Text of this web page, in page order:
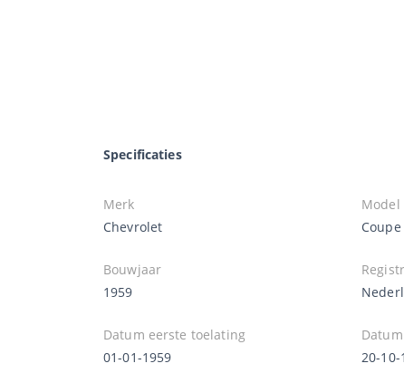
Specificaties
Merk
Chevrolet
Model
Coupe
Bouwjaar
1959
Datum eerste toelating
01-01-1959
20-10-